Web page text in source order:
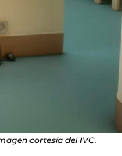
cortesía del IVC.